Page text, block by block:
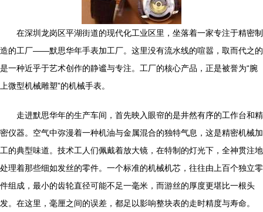
在深圳龙岗区平湖街道的现代化工业区里，坐落着一家专注于精密制
造的工厂——默思华年手表加工厂。这里没有流水线的喧嚣，取而代之的
是一种近乎于艺术创作的静谧与专注。工厂的核心产品，正是被誉为“腕
上微型机械雕塑”的机械手表。
走进默思华年的生产车间，首先映入眼帘的是井然有序的工作台和精
密仪器。空气中弥漫着一种机油与金属混合的独特气息，这是精密机械加
工的典型味道。技术工人们佩戴着放大镜，在特制的灯光下，全神贯注地
处理着那些细如发丝的零件。一个标准的机械机芯，往往由上百个独立零
件组成，最小的齿轮直径可能不足一毫米，而游丝的厚度更堪比一根头
发。在这里，毫厘之间的误差，都足以影响整块表的走时精度与寿命。